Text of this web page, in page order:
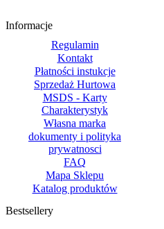
Informacje
Regulamin
Kontakt
Płatności instukcje
Sprzedaż Hurtowa
MSDS - Karty
Charakterystyk
Własna marka
dokumenty i polityka
prywatnosci
FAQ
Mapa Sklepu
Katalog produktów
Bestsellery